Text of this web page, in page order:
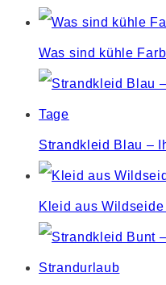
Was sind kühle
Strandkleid Blau –
Kleid aus